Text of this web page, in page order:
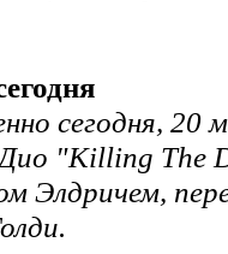
сегодня, 20
"Killing The
Элдричем,